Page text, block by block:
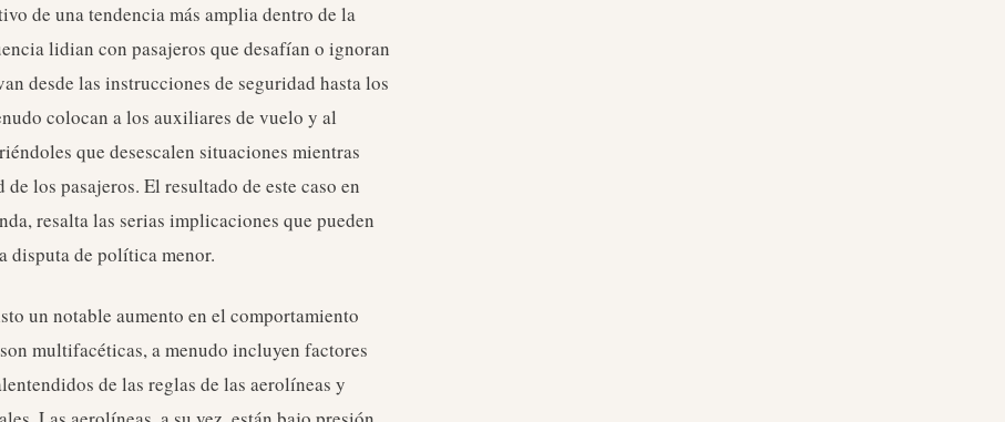
de una tendencia más amplia dentro de la
lidian con pasajeros que desafían o ignoran
desde las instrucciones de seguridad hasta los
colocan a los auxiliares de vuelo y al
que desescalen situaciones mientras
los pasajeros. El resultado de este caso en
resalta las serias implicaciones que pueden
disputa de política menor.
un notable aumento en el comportamiento
multifacéticas, a menudo incluyen factores
de las reglas de las aerolíneas y